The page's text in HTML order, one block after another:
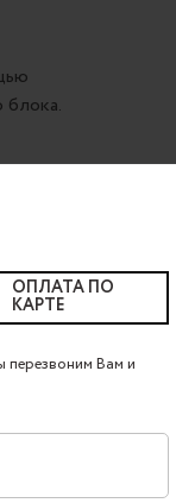
ОПЛАТА ПО
КАРТЕ
перезвоним Вам и
блока.
вместе с